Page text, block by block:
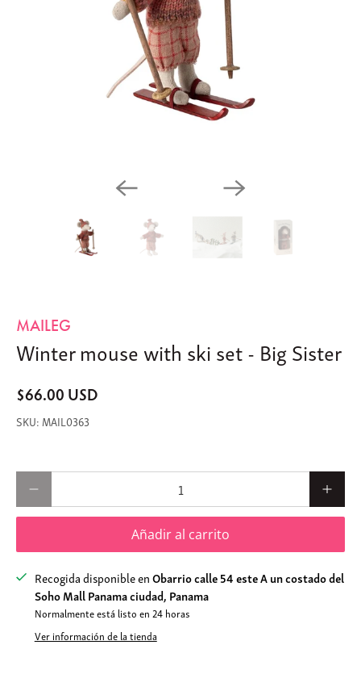
MAILEG
Winter mouse with ski set - Big Sister
$66.00 USD
MAIL0363
Añadir al carrito
Recogida disponible enObarrio calle 54 este A un costado del
Soho Mall Panama ciudad, Panama
Normalmente está listo en 24 horas
Ver información de la tienda